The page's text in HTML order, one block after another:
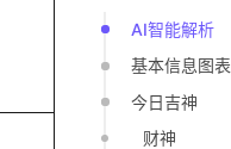
AI智能解析
基本信息图表
今日吉神
财神